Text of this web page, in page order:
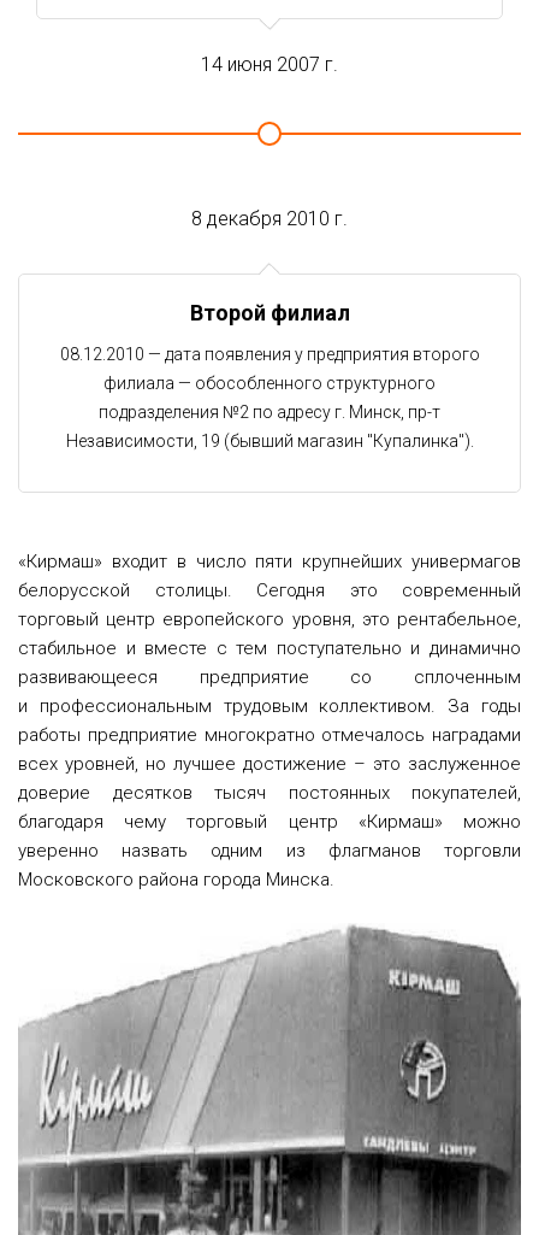
14 июня 2007 г.
8 декабря 2010 г.
Второй филиал
08.12.2010 — дата появления у предприятия второго
филиала — обособленного структурного
подразделения №2 по адресу г. Минск, пр-т
Независимости, 19 (бывший магазин "Купалинка").
«Кирмаш» входит в число пяти крупнейших универмагов
белорусской столицы. Сегодня это современный
торговый центр европейского уровня, это рентабельное,
стабильное и вместе с тем поступательно и динамично
развивающееся предприятие со сплоченным
и профессиональным трудовым коллективом. За годы
работы предприятие многократно отмечалось наградами
всех уровней, но лучшее достижение – это заслуженное
доверие десятков тысяч постоянных покупателей,
благодаря чему торговый центр «Кирмаш» можно
уверенно назвать одним из флагманов торговли
Московского района города Минска.